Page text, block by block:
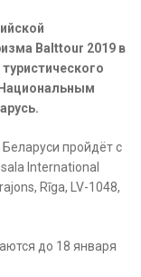
Balttour 2019 в
Национальным
пройдёт с
International
Rīga, LV-1048,
до 18 января